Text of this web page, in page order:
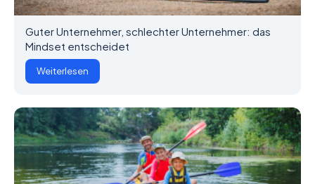
Guter Unternehmer, schlechter Unternehmer: das
Mindset entscheidet
Weiterlesen